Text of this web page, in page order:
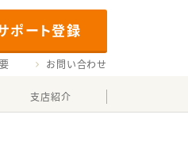
ポート登録
お問い合わせ
支店紹介